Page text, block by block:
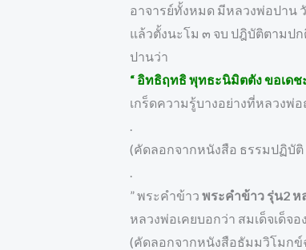
อาจารย์ทั้งหมด มีหลวงพ่อปาน
แล้วตั้งนะโม ๓ จบ ปฎิบัติตามป
ปานว่า
“ อิทธิฤทธิ พุทธะนิมิตตัง ขอเดช
เกร็ดความรู้บางอย่างที่หลวงพ่
.
(คัดลอกจากหนังสือ ธรรมปฏิบั
.
” พระคำข้าว พระคำข้าว รุ่น2 ห
หลวงพ่อเคยบอกว่า สมเด็จเด็
(คัดลอกจากหนังสือธัมมวิโมก